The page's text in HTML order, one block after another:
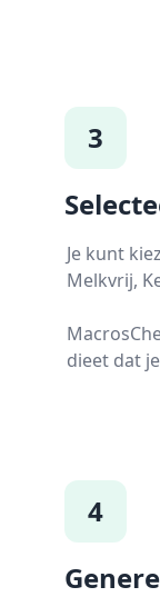
3
Je kunt
Melkvrij,
dieet dat
4